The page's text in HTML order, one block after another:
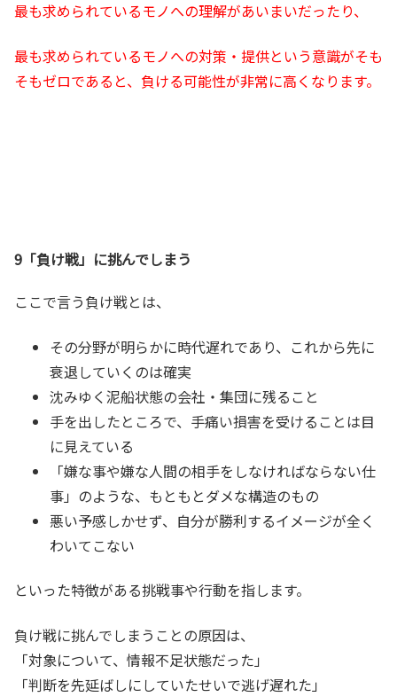
最も求められているモノへの理解があいまいだったり、
最も求められているモノへの対策・提供という意識がそも
そもゼロであると、負ける可能性が非常に高くなります。
9「負け戦」に挑んでしまう
ここで言う負け戦とは、
その分野が明らかに時代遅れであり、これから先に
衰退していくのは確実
沈みゆく泥船状態の会社・集団に残ること
手を出したところで、手痛い損害を受けることは目
に見えている
「嫌な事や嫌な人間の相手をしなければならない仕
事」のような、もともとダメな構造のもの
悪い予感しかせず、自分が勝利するイメージが全く
わいてこない
といった特徴がある挑戦事や行動を指します。
負け戦に挑んでしまうことの原因は、
「対象について、情報不足状態だった」
「判断を先延ばしにしていたせいで逃げ遅れた」